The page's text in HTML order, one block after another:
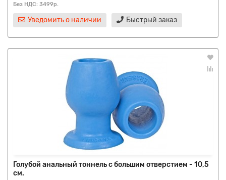
Без НДС: 3499р.
Уведомить о наличии Быстрый заказ
Голубой анальный тоннель с большим отверстием - 10,5
см.